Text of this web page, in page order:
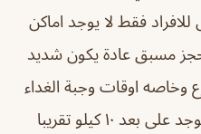
فقط لا يوجد اماكن
حجز مسبق عادة يكون شديد
وخاصه اوقات وجبة الغداء
لذا يفضل الذهاب اليه مبكرا يوجد على بعد ١٠ كيلو تقريبا